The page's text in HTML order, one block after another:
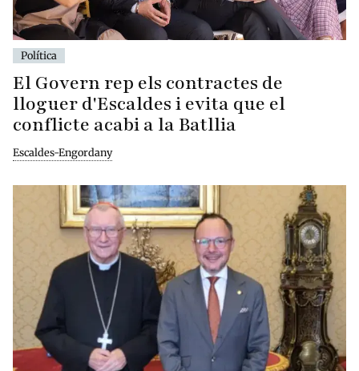
Política
El Govern rep els contractes de
lloguer d'Escaldes i evita que el
conflicte acabi a la Batllia
Escaldes-Engordany